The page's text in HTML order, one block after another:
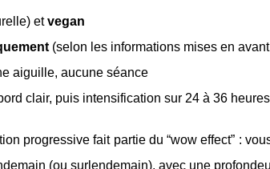
etvegan
(selon les informations mises en
aiguille, aucune séance
clair, puis intensification sur 24 à 36 heures
progressive fait partie du “wow effect” :
(ou surlendemain), avec une